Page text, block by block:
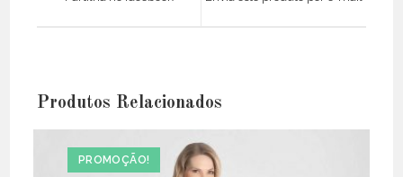
Produtos Relacionados
PROMOÇÃO!